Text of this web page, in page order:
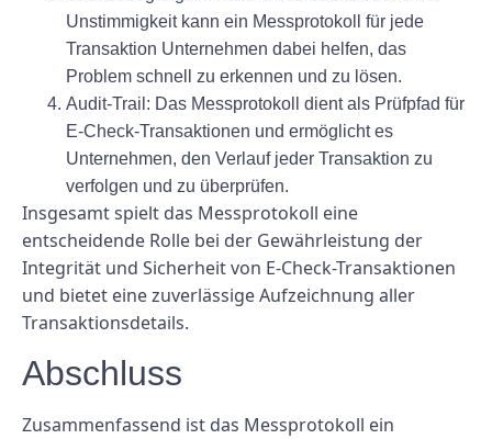
Unstimmigkeit kann ein Messprotokoll für jede
Transaktion Unternehmen dabei helfen, das
Problem schnell zu erkennen und zu lösen.
Audit-Trail: Das Messprotokoll dient als Prüfpfad für
E-Check-Transaktionen und ermöglicht es
Unternehmen, den Verlauf jeder Transaktion zu
verfolgen und zu überprüfen.
Insgesamt spielt das Messprotokoll eine
entscheidende Rolle bei der Gewährleistung der
Integrität und Sicherheit von E-Check-Transaktionen
und bietet eine zuverlässige Aufzeichnung aller
Transaktionsdetails.
Abschluss
Zusammenfassend ist das Messprotokoll ein